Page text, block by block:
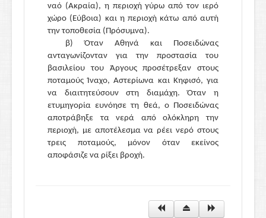
ναό (Ακραία), η περιοχή γύρω από τον ιερό
χώρο (Εύβοια) και η περιοχή κάτω από αυτή
την τοποθεσία (Πρόσυμνα).
β) Όταν Αθηνά και Ποσειδώνας
ανταγωνίζονταν για την προστασία του
βασιλείου του Άργους προσέτρεξαν στους
ποταμούς Ίναχο, Αστερίωνα και Κηφισό, για
να διαιτητεύσουν στη διαμάχη. Όταν η
ετυμηγορία ευνόησε τη θεά, ο Ποσειδώνας
αποτράβηξε τα νερά από ολόκληρη την
περιοχή, με αποτέλεσμα να ρέει νερό στους
τρεις ποταμούς, μόνον όταν εκείνος
αποφάσιζε να ρίξει βροχή.